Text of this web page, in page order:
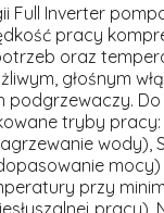
Full Inverter
pracy
oraz
głośnym
podgrzewaczy.
tryby pracy:
wody),
mocy)
przy
pracy).